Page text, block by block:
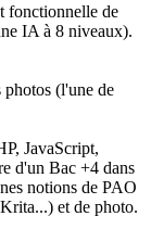
fonctionnelle de
IA à 8 niveaux).
(l'une de
JavaScript,
d'un Bac +4 dans
notions de PAO
et de photo.